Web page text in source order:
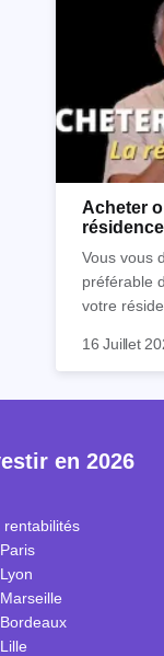
Acheter
Vous vous
préférable
votre
pour
la règle
secondes
fenêtres"
sécuriser
16 Juillet
en 2026
rentabilités